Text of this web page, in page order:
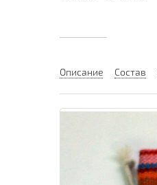
Описание Состав